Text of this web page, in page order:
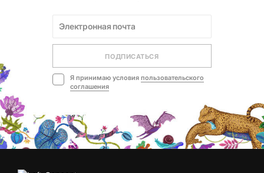
ПОДПИСАТЬСЯ
Я принимаю условия пользовательского
соглашения